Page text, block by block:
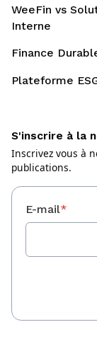
WeeFin vs
Interne
Finance
Plateforme
S'inscrire à la
Inscrivez vous à
publications.
E-mail*